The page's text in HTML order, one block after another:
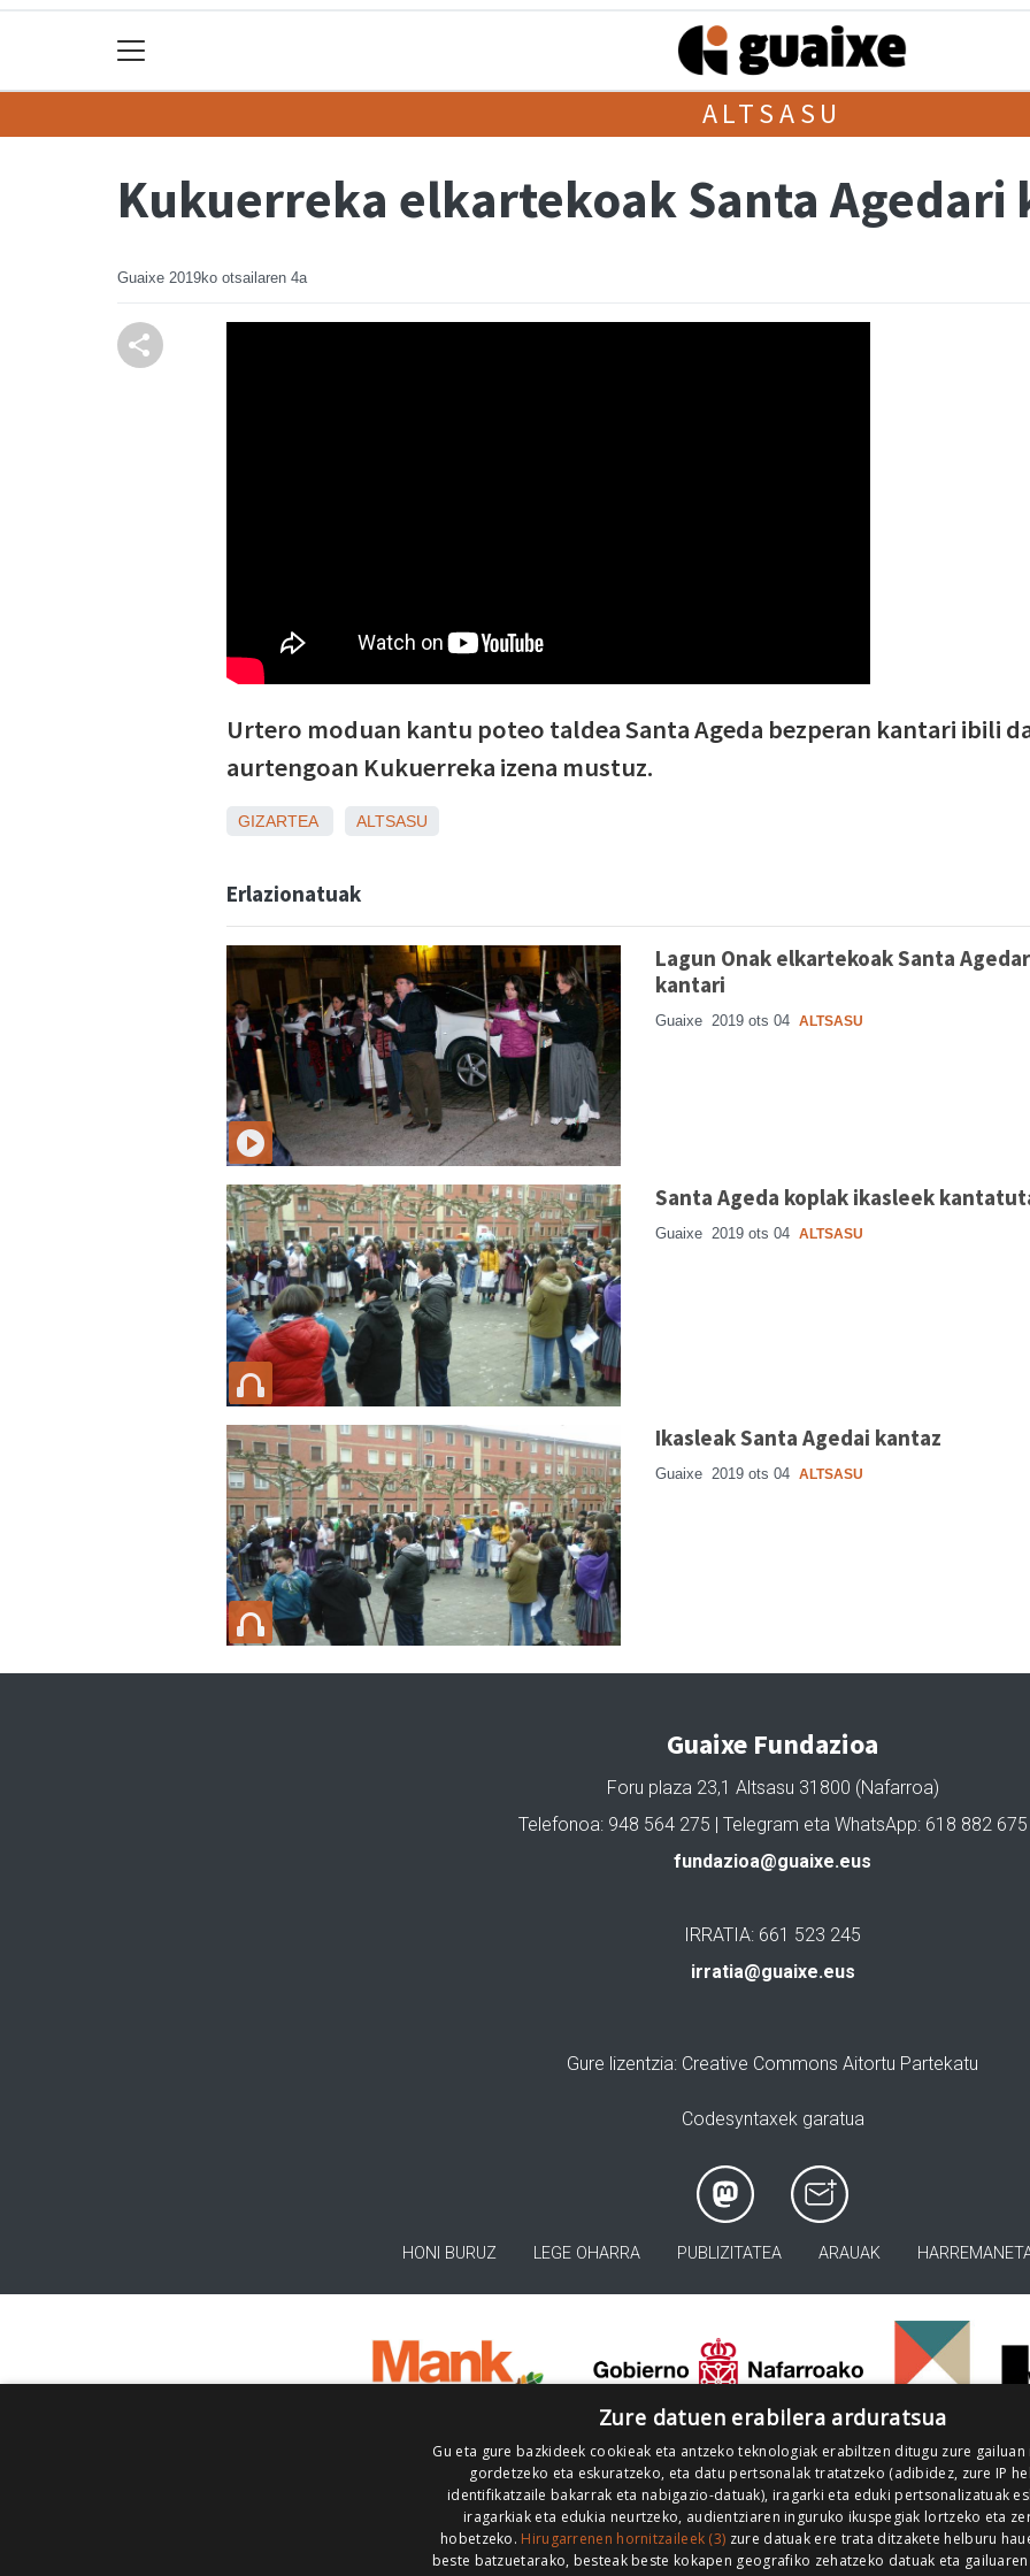
ALTSASU
Kukuerreka elkartekoak Santa Agedari
Guaixe 2019ko otsailaren 4a
Urtero moduan kantu poteo taldea Santa Ageda bezperan kantari ibili
aurtengoan Kukuerreka izena mustuz.
GIZARTEA ALTSASU
Erlazionatuak
Lagun Onak elkartekoak Santa
kantari
Guaixe 2019 ots 04 ALTSASU
Santa Ageda koplak ikasleek
Guaixe 2019 ots 04 ALTSASU
Ikasleak Santa Agedai kantaz
Guaixe 2019 ots 04 ALTSASU
Guaixe Fundazioa
Foru plaza 23,1 Altsasu 31800 (Nafarroa)
Telefonoa: 948 564 275 | Telegram eta WhatsApp: 618 882 675
fundazioa@guaixe.eus
IRRATIA: 661 523 245
irratia@guaixe.eus
Gure lizentzia: Creative Commons Aitortu Partekatu
Codesyntaxek garatua
HONI BURUZ LEGE OHARRA PUBLIZITATEA ARAUAK
Zure datuen erabilera arduratsua
Gu eta gure bazkideek cookieak eta antzeko teknologiak erabiltzen ditugu zure
gordetzeko eta eskuratzeko, eta datu pertsonalak tratatzeko (adibidez, zure IP
identifikatzaile bakarrak eta nabigazio-datuak), iragarki eta eduki pertsonalizatuak
iragarkiak eta edukia neurtzeko, audientziaren inguruko ikuspegiak lortzeko eta
hobetzeko. Hirugarrenen hornitzaileek (3) zure datuak ere trata ditzakete helburu
beste batzuetarako, besteak beste kokapen geografiko zehatzeko datuak eta